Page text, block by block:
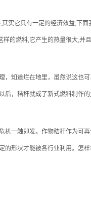
实它具有一定的经济效益,
的燃料,它产生的热量很大,并
道烂在地里，虽然说这也可
，秸秆就成了新式燃料制作
触即发。作物秸秆作为可
的形状才能被各行业利用。怎